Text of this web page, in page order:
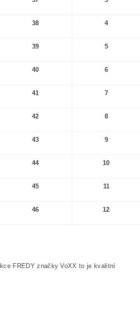
38 4
39 5
40 6
41 7
42 8
43 9
44 10
45 11
46 12
FREDY značky VoXX to je kvalitní